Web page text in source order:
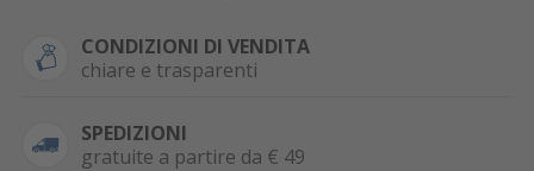
CONDIZIONI DI VENDITA
chiare e trasparenti
SPEDIZIONI
gratuite a partire da € 49